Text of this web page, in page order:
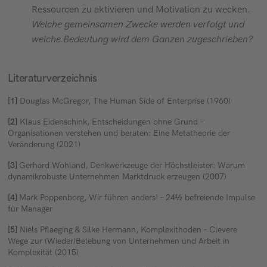
Ressourcen zu aktivieren und Motivation zu wecken.
Welche gemeinsamen Zwecke werden verfolgt und
welche Bedeutung wird dem Ganzen zugeschrieben?
Literaturverzeichnis
[1] Douglas McGregor, The Human Side of Enterprise (1960)
[2] Klaus Eidenschink, Entscheidungen ohne Grund –
Organisationen verstehen und beraten: Eine Metatheorie der
Veränderung (2021)
[3] Gerhard Wohland, Denkwerkzeuge der Höchstleister: Warum
dynamikrobuste Unternehmen Marktdruck erzeugen (2007)
[4] Mark Poppenborg, Wir führen anders! – 24½ befreiende Impulse
für Manager
[5] Niels Pflaeging & Silke Hermann, Komplexithoden – Clevere
Wege zur (Wieder)Belebung von Unternehmen und Arbeit in
Komplexität (2015)